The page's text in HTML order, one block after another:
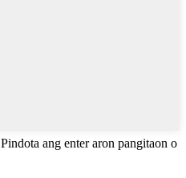
Pindota ang enter aron pangitaon o